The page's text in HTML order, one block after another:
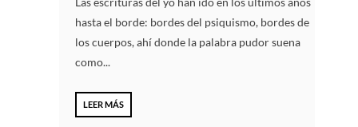
hasta el borde: bordes del psiquismo, bordes de
los cuerpos, ahí donde la palabra pudor suena
como...
LEER MÁS